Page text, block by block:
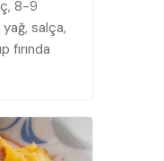
8-9
salça,
fırında